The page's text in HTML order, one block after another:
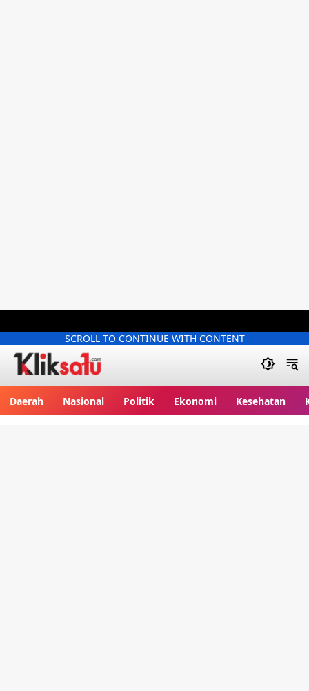
SCROLL TO CONTINUE WITH CONTENT
Daerah Nasional Politik Ekonomi Kesehatan